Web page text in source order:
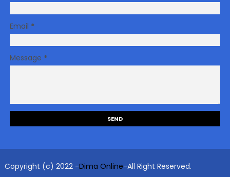
Email *
Message *
Copyright (c) 2022 -Dima Online-All Right Reserved.